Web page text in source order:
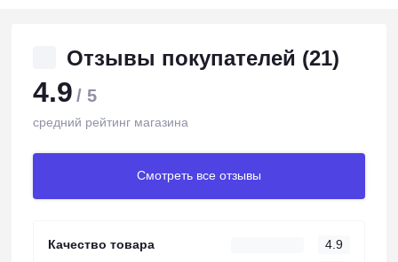
Отзывы покупателей (21)
4.9 / 5
средний рейтинг магазина
Смотреть все отзывы
Качество товара
4.9